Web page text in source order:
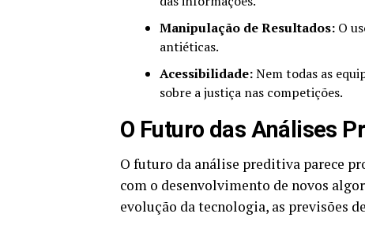
Manipulação de Resultados: O
antiéticas.
Acessibilidade:Nem todas as
sobre a justiça nas competições.
O Futuro das Análises
O futuro da análise preditiva parece
com o desenvolvimento de novos
evolução da tecnologia, as previsões